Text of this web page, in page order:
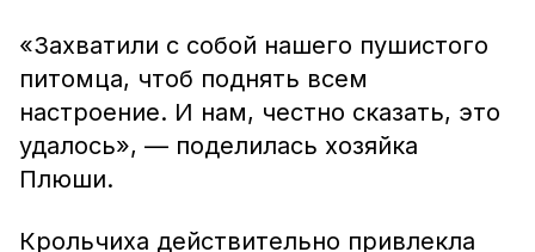
«Захватили с собой нашего пушистого
питомца, чтоб поднять всем
настроение. И нам, честно сказать, это
удалось», — поделилась хозяйка
Плюши.
Крольчиха действительно привлекла